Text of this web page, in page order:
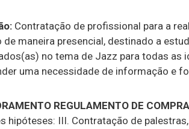
Contratação de profissional para a
maneira presencial, destinado a
no tema de Jazz para todas
uma necessidade de informação e
REGULAMENTO DE
hipóteses: III. Contratação de